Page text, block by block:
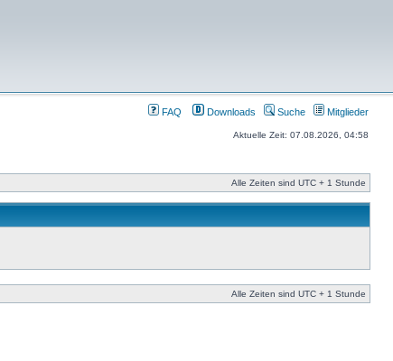
FAQ Downloads Suche Mitglieder
Aktuelle Zeit: 07.08.2026, 04:58
Alle Zeiten sind UTC + 1 Stunde
Alle Zeiten sind UTC + 1 Stunde